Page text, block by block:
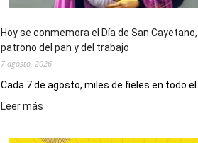
Hoy se conmemora el Día de San Cayetano,
patrono del pan y del trabajo
7 agosto, 2026
Cada 7 de agosto, miles de fieles en todo el...
Leer más